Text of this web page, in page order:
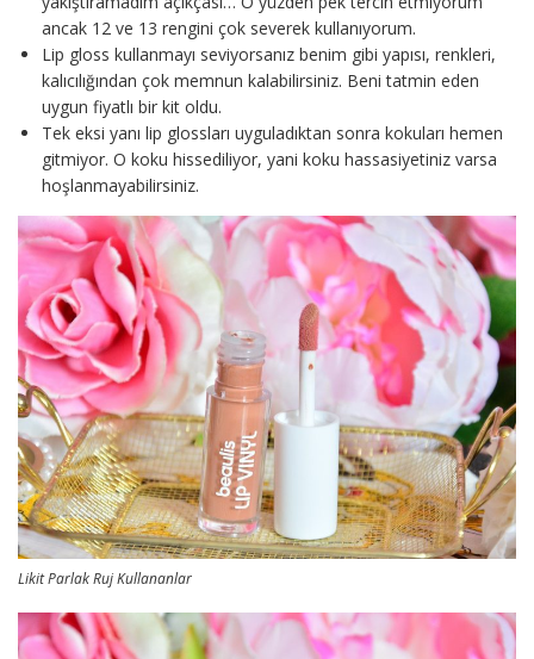
ancak 12 ve 13 rengini çok severek kullanıyorum.
Lip gloss kullanmayı seviyorsanız benim gibi yapısı, renkleri,
kalıcılığından çok memnun kalabilirsiniz. Beni tatmin eden
uygun fiyatlı bir kit oldu.
Tek eksi yanı lip glossları uyguladıktan sonra kokuları hemen
gitmiyor. O koku hissediliyor, yani koku hassasiyetiniz varsa
hoşlanmayabilirsiniz.
Likit Parlak Ruj Kullananlar